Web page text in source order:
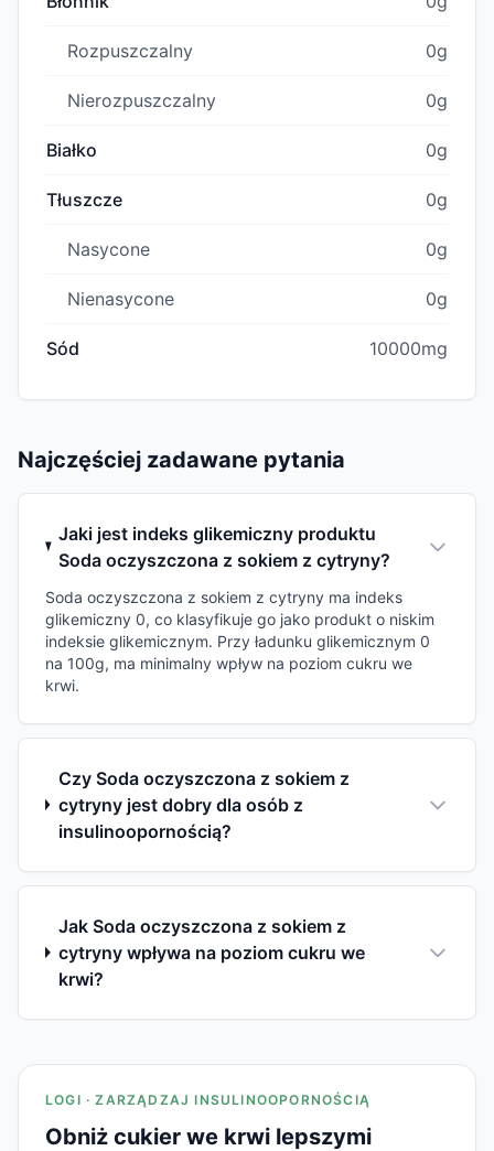
Rozpuszczalny 0g
Nierozpuszczalny 0g
Białko 0g
Tłuszcze 0g
Nasycone 0g
Nienasycone 0g
Sód 10000mg
Najczęściej zadawane pytania
Jaki jest indeks glikemiczny produktu
Soda oczyszczona z sokiem z cytryny?
Soda oczyszczona z sokiem z cytryny ma indeks
glikemiczny 0, co klasyfikuje go jako produkt o niskim
indeksie glikemicznym. Przy ładunku glikemicznym 0
na 100g, ma minimalny wpływ na poziom cukru we
krwi.
Czy Soda oczyszczona z sokiem z
cytryny jest dobry dla osób z
insulinoopornością?
Jak Soda oczyszczona z sokiem z
cytryny wpływa na poziom cukru we
krwi?
LOGI · ZARZĄDZAJ INSULINOOPORNOŚCIĄ
Obniż cukier we krwi lepszymi